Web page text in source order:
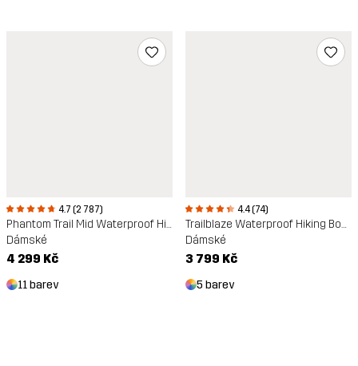
4.7 (2 787)
Phantom Trail Mid Waterproof Hiking Boots
Dámské
4 299 Kč
11 barev
4.4 (74)
Trailblaze Waterproof Hiking Boots
Dámské
3 799 Kč
5 barev